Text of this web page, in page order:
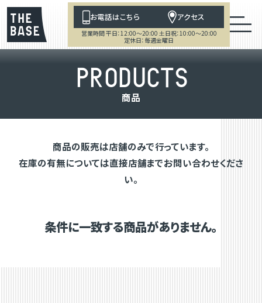
お電話はこちら アクセス
営業時間 平日：12:00～20:00 土日祝：10:00～20:00
定休日：毎週金曜日
PRODUCTS
商品
商品の販売は店舗のみで行っています。
在庫の有無については直接店舗までお問い合わせくださ
い。
条件に一致する商品がありません。